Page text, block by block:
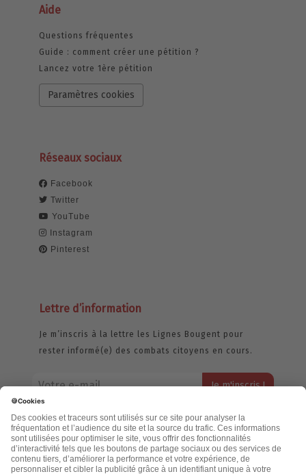
Aide
Questions fréquentes
Guide : comment créer une pétition ?
Lancez votre 1ère pétition
Paramètres cookies
Réseaux sociaux
Facebook
Twitter
YouTube
Instagram
Pinterest
Lettre d’information
Je m’inscris à la lettre les Lignes Bougent pour
rester informé(e) des combats citoyens en cours.
jamais échangée. Pour consulter notre politique de confidentialité,
cliquez ici.